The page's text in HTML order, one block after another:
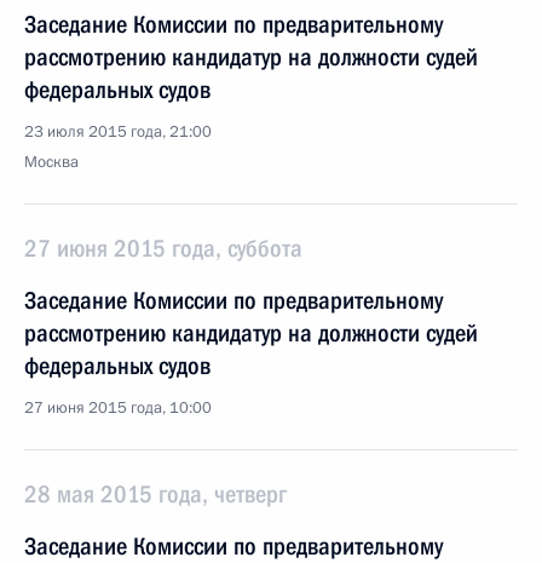
Заседание Комиссии по предварительному
рассмотрению кандидатур на должности судей
федеральных судов
23 июля 2015 года, 21:00
Москва
27 июня 2015 года, суббота
Заседание Комиссии по предварительному
рассмотрению кандидатур на должности судей
федеральных судов
27 июня 2015 года, 10:00
28 мая 2015 года, четверг
Заседание Комиссии по предварительному